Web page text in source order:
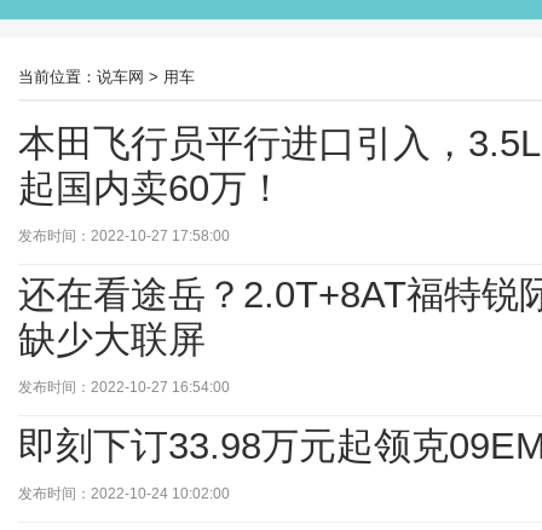
当前位置： 说车网 > 用车
本田飞行员平行进口引入，
起国内卖60万！
发布时间：2022-10-27 17:58:00
还在看途岳？2.0T+8AT福特锐
缺少大联屏
发布时间：2022-10-27 16:54:00
即刻下订33.98万元起领克
发布时间：2022-10-24 10:02:00